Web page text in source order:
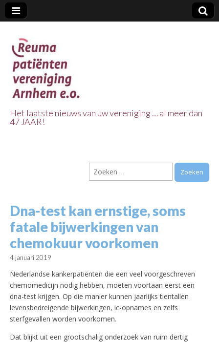
Vereniging
Arnhem e.o.
Het laatste nieuws van uw vereniging … al meer dan
47 JAAR!
Zoeken
naar:
Dna-test kan ernstige, soms
fatale bijwerkingen van
chemokuur voorkomen
4 januari 2019
Nederlandse kankerpatiënten die een veel voorgeschreven
chemomedicijn nodig hebben, moeten voortaan eerst een
dna-test krijgen. Op die manier kunnen jaarlijks tientallen
levensbedreigende bijwerkingen, ic-opnames en zelfs
sterfgevallen worden voorkomen.
Dat blijkt uit een grootschalig onderzoek van ruim dertig